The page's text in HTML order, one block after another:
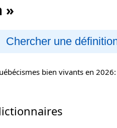
»
Chercher une
bien vivants en 2026: